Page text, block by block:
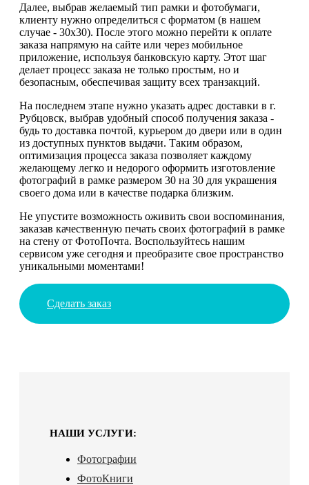
Далее, выбрав желаемый тип рамки и фотобумаги,
клиенту нужно определиться с форматом (в нашем
случае - 30х30). После этого можно перейти к оплате
заказа напрямую на сайте или через мобильное
приложение, используя банковскую карту. Этот шаг
делает процесс заказа не только простым, но и
безопасным, обеспечивая защиту всех транзакций.
На последнем этапе нужно указать адрес доставки в г.
Рубцовск, выбрав удобный способ получения заказа -
будь то доставка почтой, курьером до двери или в один
из доступных пунктов выдачи. Таким образом,
оптимизация процесса заказа позволяет каждому
желающему легко и недорого оформить изготовление
фотографий в рамке размером 30 на 30 для украшения
своего дома или в качестве подарка близким.
Не упустите возможность оживить свои воспоминания,
заказав качественную печать своих фотографий в рамке
на стену от ФотоПочта. Воспользуйтесь нашим
сервисом уже сегодня и преобразите свое пространство
уникальными моментами!
Сделать заказ
НАШИ УСЛУГИ:
Фотографии
ФотоКниги